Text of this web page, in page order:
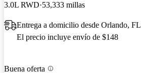
3.0L RWD 53,333 millas
Entrega a domicilio desde Orlando, FL
El precio incluye envío de $148
Buena oferta